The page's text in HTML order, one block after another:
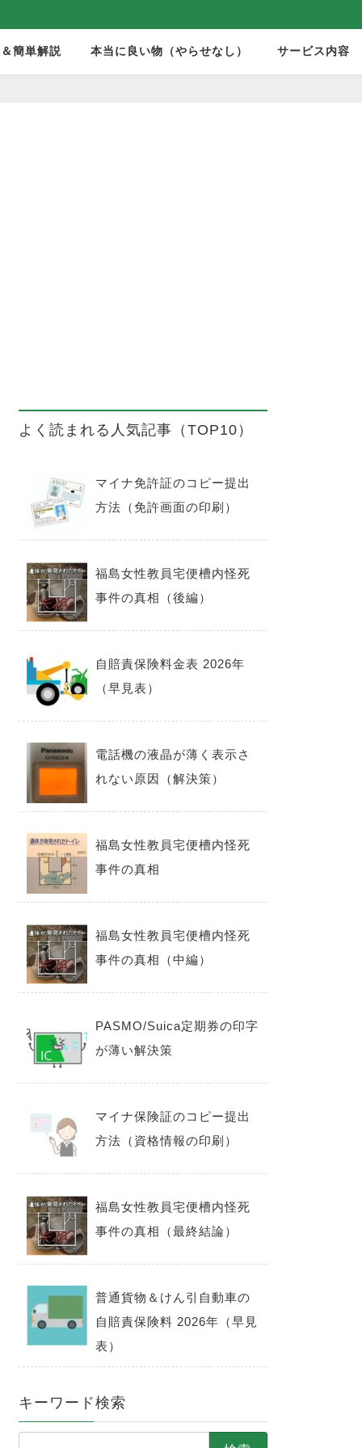
簡単解説 本当に良い物（やらせなし） サービス内容
よく読まれる人気記事（TOP10）
マイナ免許証のコピー提出
方法（免許画面の印刷）
福島女性教員宅便槽内怪死
事件の真相（後編）
自賠責保険料金表 2026年
（早見表）
電話機の液晶が薄く表示さ
れない原因（解決策）
福島女性教員宅便槽内怪死
事件の真相
福島女性教員宅便槽内怪死
事件の真相（中編）
PASMO/Suica定期券の印字
が薄い解決策
マイナ保険証のコピー提出
方法（資格情報の印刷）
福島女性教員宅便槽内怪死
事件の真相（最終結論）
普通貨物＆けん引自動車の
自賠責保険料 2026年（早見
表）
キーワード検索